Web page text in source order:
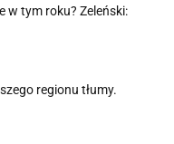
w tym roku? Zeleński:
regionu tłumy.